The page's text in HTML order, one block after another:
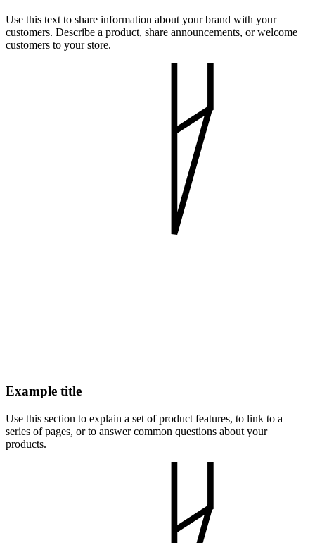
Use this text to share information about your brand with your
customers. Describe a product, share announcements, or welcome
customers to your store.
Example title
Use this section to explain a set of product features, to link to a
series of pages, or to answer common questions about your
products.